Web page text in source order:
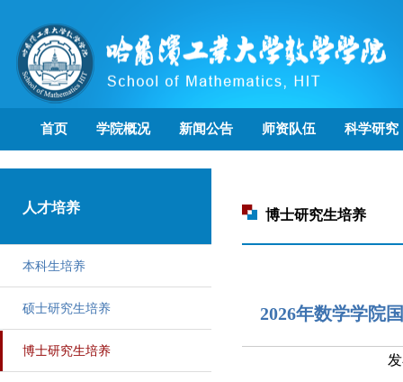
首页 学院概况 新闻公告 师资队伍 科学研究
人才培养
本科生培养
硕士研究生培养
博士研究生培养
博士研究生培养
2026年数学学院